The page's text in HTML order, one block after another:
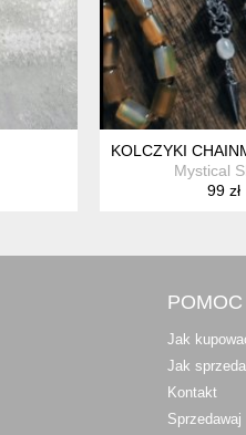
KOLCZYKI
Mystical
99 zł
POMOC
Jak
Jak
Kontakt